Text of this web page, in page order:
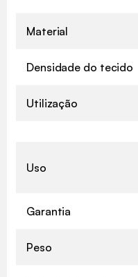
Material
Densidade do tecido
Utilização
Uso
Garantia
Peso